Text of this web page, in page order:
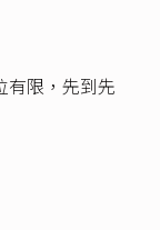
有限，先到先